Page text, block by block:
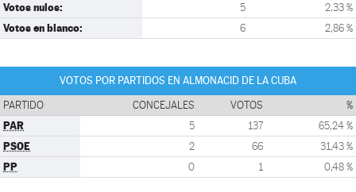
Votos nulos: 5 2,33 %
Votos en blanco: 6 2,86 %
VOTOS POR PARTIDOS EN ALMONACID DE LA CUBA
PARTIDO CONCEJALES VOTOS %
PAR 5 137 65,24 %
PSOE 2 66 31,43 %
PP 0 1 0,48 %